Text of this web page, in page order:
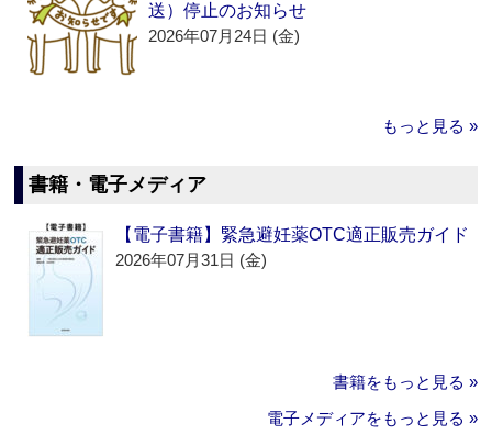
送）停止のお知らせ
2026年07月24日 (金)
もっと見る »
書籍・電子メディア
【電子書籍】緊急避妊薬OTC適正販売ガイド
2026年07月31日 (金)
書籍をもっと見る »
電子メディアをもっと見る »